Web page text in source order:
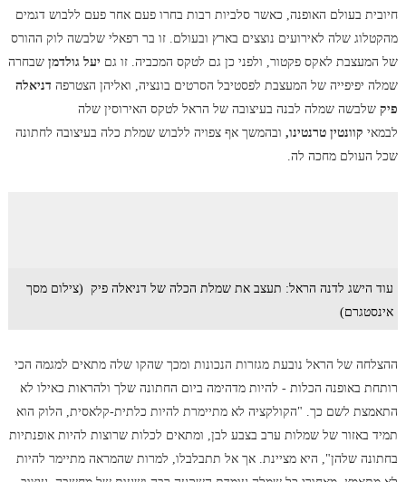
חיובית בעולם האופנה, כאשר סלביות רבות בחרו פעם אחר פעם ללבוש דגמים
מהקטלוג שלה לאירועים נוצצים בארץ ובעולם. זו בר רפאלי שלבשה לוק ההורס
של המעצבת לאקס פקטור, ולפני כן גם לטקס המכביה. זו גם יעל גולדמןשבחרה
שמלה יפיפייה של המעצבת לפסטיבל הסרטים בונציה, ואליהן הצטרפה דניאלה
פיקשלבשה שמלה לבנה בעיצובה של הראל לטקס האירוסין שלה
לבמאי קוונטין טרנטינו, ובהמשך אף צפויה ללבוש שמלת כלה בעיצובה לחתונה
שכל העולם מחכה לה.
עוד הישג לדנה הראל: תעצב את שמלת הכלה של דניאלה פיק (צילום מסך
אינסטגרם)
ההצלחה של הראל נובעת מגזרות הנכונות ומכך שהקו שלה מתאים למגמה הכי
רותחת באופנה הכלות - להיות מדהימה ביום החתונה שלך ולהראות כאילו לא
התאמצת לשם כך. "הקולקציה לא מתיימרת להיות כלתית-קלאסית, הלוק הוא
תמיד באזור של שמלות ערב בצבע לבן, ומתאים לכלות שרוצות להיות אופנתיות
בחתונה שלהן", היא מציינת. אך אל תתבלבלו, למרות שהמראה מתיימר להיות